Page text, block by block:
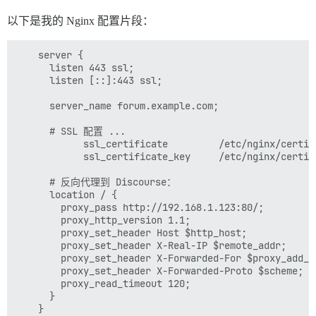
以下是我的 Nginx 配置片段：
    server {
      listen 443 ssl;
      listen [::]:443 ssl;
      server_name forum.example.com;
      # SSL 配置 ...
ssl_certificate         /etc/nginx/
ssl_certificate_key     /etc/nginx/
      # 反向代理到 Discourse：
      location / {
        proxy_pass http://192.168.1.123:80/;
        proxy_http_version 1.1;
        proxy_set_header Host $http_host;
        proxy_set_header X-Real-IP $remote_addr;
proxy_set_header X-Forwarded-For
        proxy_set_header X-Forwarded-Proto $scheme;
        proxy_read_timeout 120;
      }